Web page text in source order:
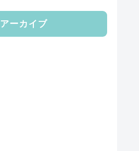
アーカイブ